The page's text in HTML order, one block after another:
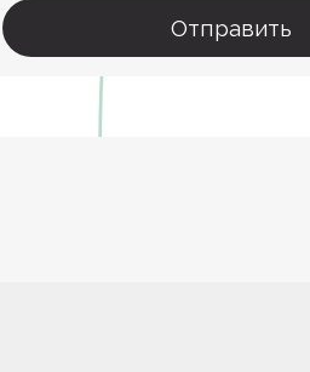
Отправить